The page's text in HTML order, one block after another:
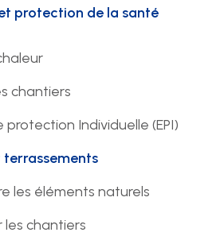
protection de la santé
chantiers
Individuelle (EPI)
terrassements
les éléments naturels
les chantiers